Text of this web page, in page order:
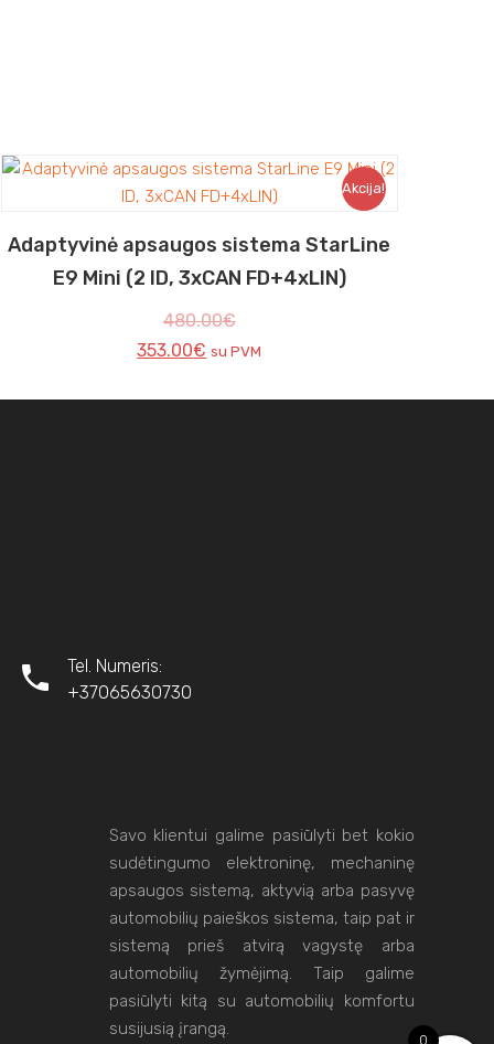
Akcija!
Adaptyvinė apsaugos sistema StarLine
E9 Mini (2 ID, 3xCAN FD+4xLIN)
480.00€
353.00€ su PVM
Tel. Numeris:
+37065630730
Savo klientui galime pasiūlyti bet kokio
sudėtingumo elektroninę, mechaninę
apsaugos sistemą, aktyvią arba pasyvę
automobilių paieškos sistema, taip pat ir
sistemą prieš atvirą vagystę arba
automobilių žymėjimą. Taip galime
pasiūlyti kitą su automobilių komfortu
susijusią įrangą.
0